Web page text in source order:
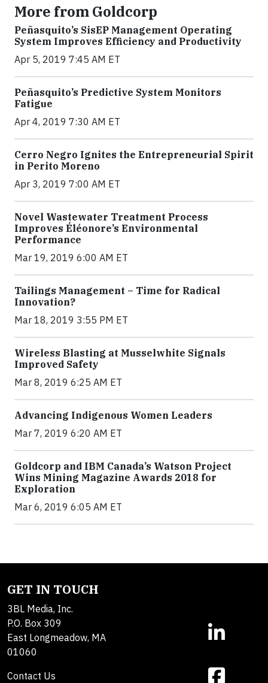
More from Goldcorp
Peñasquito’s SisEP Management Operating
System Improves Efficiency and Productivity
Apr 5, 2019 7:45 AM ET
Peñasquito’s Predictive System Monitors
Fatigue
Apr 4, 2019 7:30 AM ET
Cerro Negro Ignites the Entrepreneurial Spirit
in Perito Moreno
Apr 3, 2019 7:00 AM ET
Novel Wastewater Treatment Process
Improves Éléonore’s Environmental
Performance
Mar 19, 2019 6:00 AM ET
Tailings Management – Time for Radical
Innovation?
Mar 18, 2019 3:55 PM ET
Wireless Blasting at Musselwhite Signals
Improved Safety
Mar 8, 2019 6:25 AM ET
Advancing Indigenous Women Leaders
Mar 7, 2019 6:20 AM ET
Goldcorp and IBM Canada’s Watson Project
Wins Mining Magazine Awards 2018 for
Exploration
Mar 6, 2019 6:05 AM ET
GET IN TOUCH
3BL Media, Inc.
P.O. Box 309
East Longmeadow, MA
01060
Contact Us